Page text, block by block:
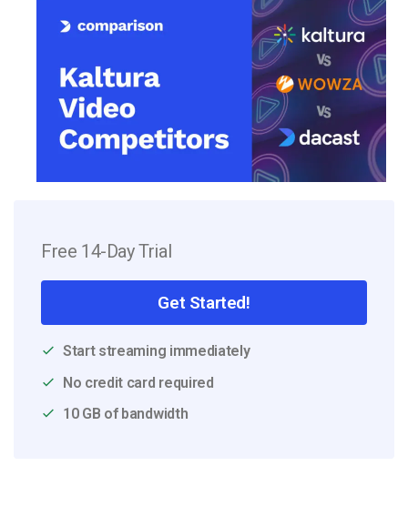
Free 14-Day Trial
Get Started!
Start streaming immediately
No credit card required
10 GB of bandwidth